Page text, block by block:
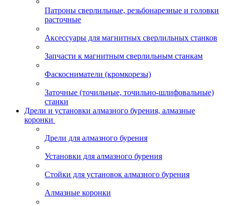
Патроны сверлильные, резьбонарезные и головки
расточные
Аксессуары для магнитных сверлильных станков
Запчасти к магнитным сверлильным станкам
Фаскосниматели (кромкорезы)
Заточные (точильные, точильно-шлифовальные)
станки
Дрели и установки алмазного бурения, алмазные
коронки
Дрели для алмазного бурения
Установки для алмазного бурения
Стойки для установок алмазного бурения
Алмазные коронки